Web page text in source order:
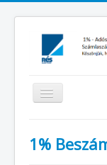
Navigáció
váltása
Családok
1%